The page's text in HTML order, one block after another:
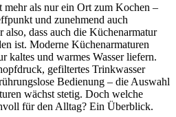
mehr als nur ein Ort zum Kochen –
und zunehmend auch
dass auch die Küchenarmatur
ist. Moderne Küchenarmaturen
kaltes und warmes Wasser liefern.
gefiltertes Trinkwasser
Bedienung – die Auswahl
wächst stetig. Doch welche
für den Alltag? Ein Überblick.